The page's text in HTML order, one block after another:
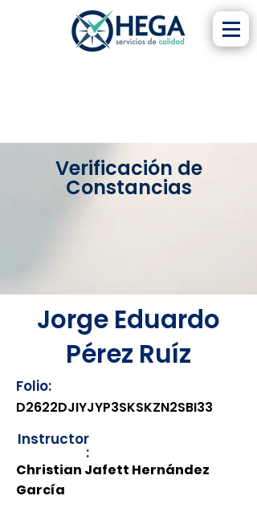
Verificación de
Constancias
Jorge Eduardo
Pérez Ruíz
Folio:
D2622DJIYJYP3SKSKZN2SBI33
Instructor
:
Christian Jafett Hernández
García